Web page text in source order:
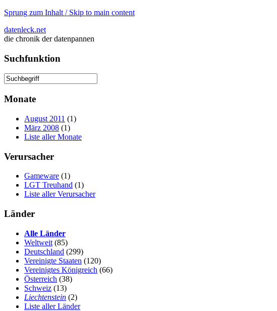
Sprung zum Inhalt / Skip to main content
datenleck.net
die chronik der datenpannen
Suchfunktion
Monate
August 2011 (1)
März 2008 (1)
Liste aller Monate
Verursacher
Gameware (1)
LGT Treuhand (1)
Liste aller Verursacher
Länder
Alle Länder
Weltweit (85)
Deutschland (299)
Vereinigte Staaten (120)
Vereinigtes Königreich (66)
Österreich (38)
Schweiz (13)
Liechtenstein (2)
Liste aller Länder